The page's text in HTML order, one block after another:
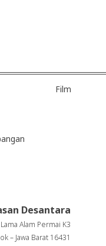
Film
Desantara
Alam Permai K3
– Jawa Barat 16431